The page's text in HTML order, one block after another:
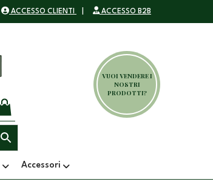
ACCESSO CLIENTI ACCESSO B2B
Accessori
VUOI VENDERE I
NOSTRI
PRODOTTI?